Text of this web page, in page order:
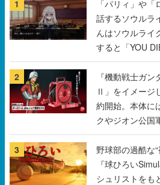
1
「パリィ」や
話するソウルラ
んはソウルライ
すると「YOU
2
『機動戦士ガ
Ⅱ」をイメージ
約開始。本体に
クやジオン公国
などを配置
3
野球部の過酷な
『球ひろい
シュリストをも